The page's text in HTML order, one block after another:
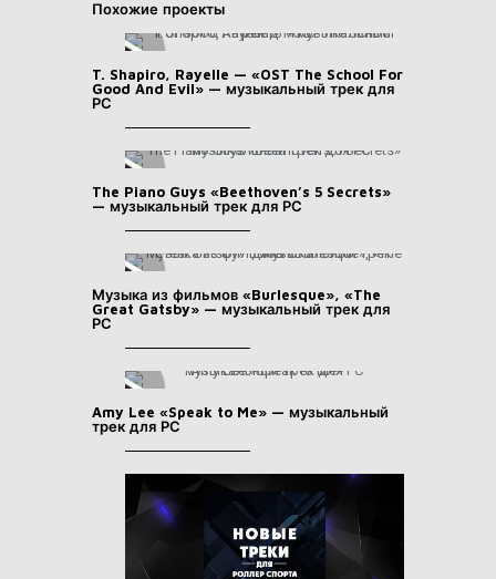
Похожие проекты
T. Shapiro, Rayelle — «OST The School For
Good And Evil» — музыкальный трек для
РС
The Piano Guys «Beethoven’s 5 Secrets»
— музыкальный трек для РС
Музыка из фильмов «Burlesque», «The
Great Gatsby» — музыкальный трек для
РС
Amy Lee «Speak to Me» — музыкальный
трек для РС